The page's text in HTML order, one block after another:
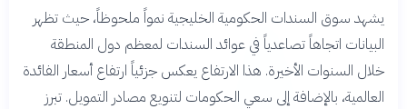
يشهد سوق السندات الحكومية الخليجية نمواً ملحوظاً، حيث تظهر
البيانات اتجاهاً تصاعدياً في عوائد السندات لمعظم دول المنطقة
خلال السنوات الأخيرة. هذا الارتفاع يعكس جزئياً ارتفاع أسعار الفائدة
العالمية، بالإضافة إلى سعي الحكومات لتنويع مصادر التمويل. تبرز